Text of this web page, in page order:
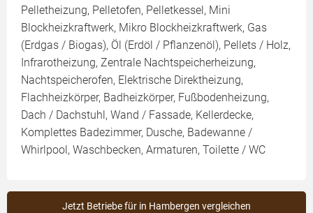
Pelletheizung, Pelletofen, Pelletkessel, Mini
Blockheizkraftwerk, Mikro Blockheizkraftwerk, Gas
(Erdgas / Biogas), Öl (Erdöl / Pflanzenöl), Pellets / Holz,
Infrarotheizung, Zentrale Nachtspeicherheizung,
Nachtspeicherofen, Elektrische Direktheizung,
Flachheizkörper, Badheizkörper, Fußbodenheizung,
Dach / Dachstuhl, Wand / Fassade, Kellerdecke,
Komplettes Badezimmer, Dusche, Badewanne /
Whirlpool, Waschbecken, Armaturen, Toilette / WC
Jetzt Betriebe für in Hambergen vergleichen